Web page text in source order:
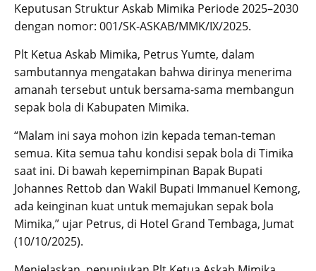
Keputusan Struktur Askab Mimika Periode 2025–2030
dengan nomor: 001/SK-ASKAB/MMK/IX/2025.
Plt Ketua Askab Mimika, Petrus Yumte, dalam
sambutannya mengatakan bahwa dirinya menerima
amanah tersebut untuk bersama-sama membangun
sepak bola di Kabupaten Mimika.
“Malam ini saya mohon izin kepada teman-teman
semua. Kita semua tahu kondisi sepak bola di Timika
saat ini. Di bawah kepemimpinan Bapak Bupati
Johannes Rettob dan Wakil Bupati Immanuel Kemong,
ada keinginan kuat untuk memajukan sepak bola
Mimika,” ujar Petrus, di Hotel Grand Tembaga, Jumat
(10/10/2025).